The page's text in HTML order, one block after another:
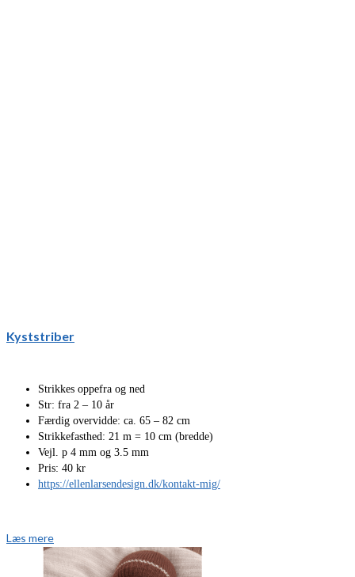
Kyststriber
Strikkes oppefra og ned
Str: fra 2 – 10 år
Færdig overvidde: ca. 65 – 82 cm
Strikkefasthed: 21 m = 10 cm (bredde)
Vejl. p 4 mm og 3.5 mm
Pris: 40 kr
https://ellenlarsendesign.dk/kontakt-mig/
Læs mere